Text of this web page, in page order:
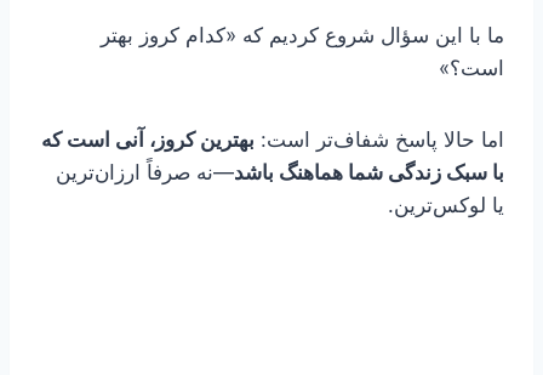
ما با این سؤال شروع کردیم که «کدام کروز بهتر
است؟»
اما حالا پاسخ شفاف‌تر است: بهترین کروز، آنی است که
با سبک زندگی شما هماهنگ باشد—نه صرفاً ارزان‌ترین
یا لوکس‌ترین.